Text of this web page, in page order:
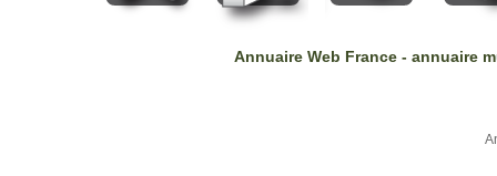
Annuaire Web France- annuaire